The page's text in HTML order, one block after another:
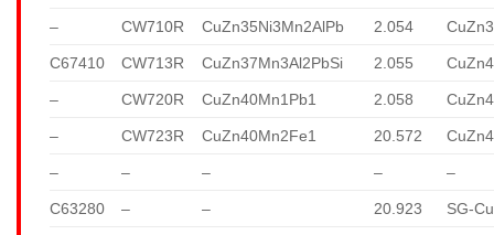
– CW710R CuZn35Ni3Mn2AlPb 2.054
C67410 CW713R CuZn37Mn3Al2PbSi 2.055
– CW720R CuZn40Mn1Pb1 2.058
– CW723R CuZn40Mn2Fe1 20.572
– – – – –
C63280 – – 20.923 SG-